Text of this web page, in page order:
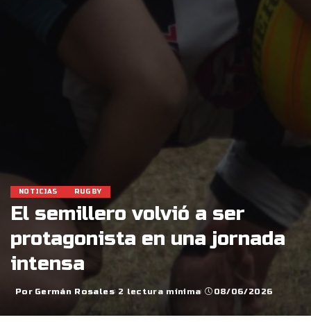
NOTICIAS RUGBY
El semillero volvió a ser
protagonista en una jornada
intensa
Posted
Por Germán Rosales 2 lectura mínima 08/06/2026